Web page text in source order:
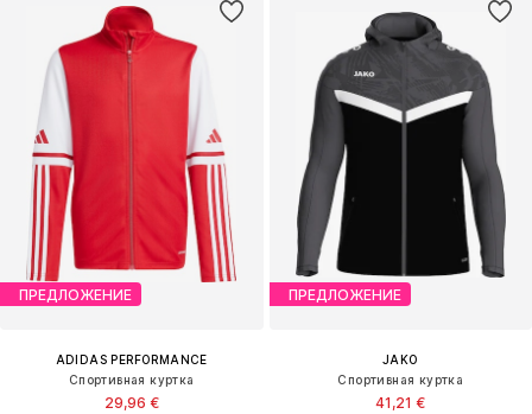
ПРЕДЛОЖЕНИЕ
ADIDAS PERFORMANCE
Спортивная куртка
29,96 €
ПРЕДЛОЖЕНИЕ
JAKO
Спортивная куртка
41,21 €